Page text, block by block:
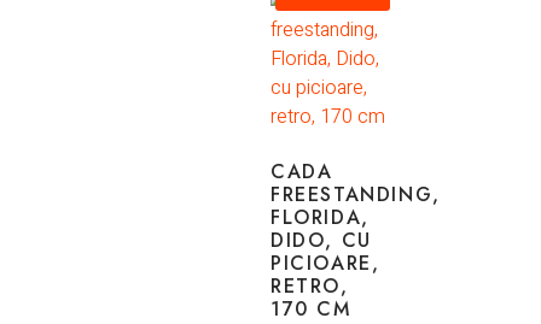
CADA
FREESTANDING,
FLORIDA,
DIDO, CU
PICIOARE,
RETRO,
170 CM